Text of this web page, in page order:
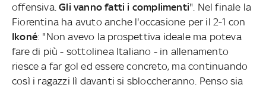
offensiva.Gli vanno fatti i complimenti". Nel finale la
Fiorentina ha avuto anche l'occasione per il 2-1 con
Ikoné: "Non avevo la prospettiva ideale ma poteva
fare di più - sottolinea Italiano - in allenamento
riesce a far gol ed essere concreto, ma continuando
così i ragazzi lì davanti si sbloccheranno. Penso sia